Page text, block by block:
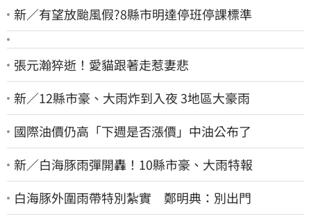
新／有望放颱風假?8縣市明達停班停課標準
張元瀚猝逝！愛貓跟著走惹妻悲
新／12縣市豪、大雨炸到入夜 3地區大豪雨
國際油價仍高「下週是否漲價」中油公布了
新／白海豚雨彈開轟！10縣市豪、大雨特報
白海豚外圍雨帶特別紮實 鄭明典：別出門